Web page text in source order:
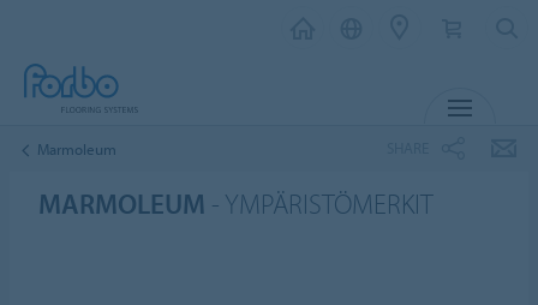
Marmoleum
MARMOLEUM - YMPÄRISTÖMERKIT